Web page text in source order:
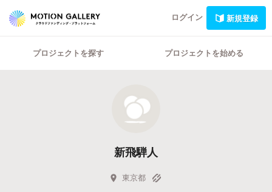
ログイン 新規登録
プロジェクトを探す プロジェクトを始める
新飛騨人
東京都